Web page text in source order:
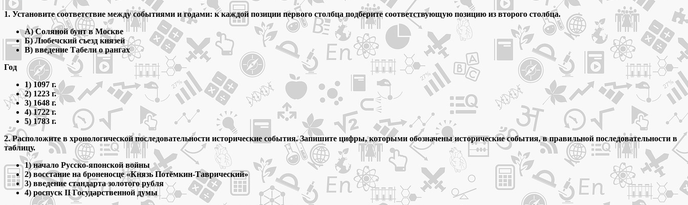
1. Установите соответствие между событиями и годами: к каждой позиции первого столбца подберите соответствующую позицию из второго столбца.
А) Соляной бунт в Москве
Б) Любечский съезд князей
В) введение Табели о рангах
Год
1) 1097 г.
2) 1223 г.
3) 1648 г.
4) 1722 г.
5) 1783 г.
2. Расположите в хронологической последовательности исторические события. Запишите цифры, которыми обозначены исторические события, в правильной последовательности в
таблицу.
1) начало Русско-японской войны
2) восстание на броненосце «Князь Потёмкин-Таврический»
3) введение стандарта золотого рубля
4) роспуск II Государственной думы